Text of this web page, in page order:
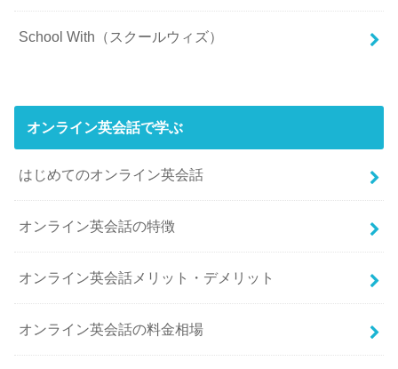
School With（スクールウィズ）
オンライン英会話で学ぶ
はじめてのオンライン英会話
オンライン英会話の特徴
オンライン英会話メリット・デメリット
オンライン英会話の料金相場